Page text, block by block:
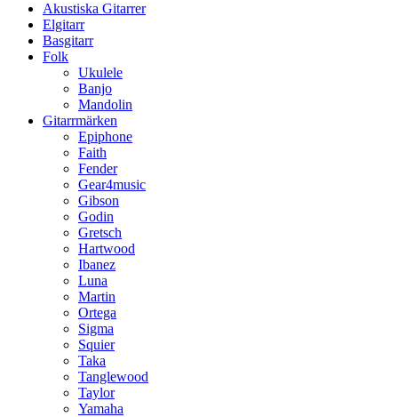
Akustiska Gitarrer
Elgitarr
Basgitarr
Folk
Ukulele
Banjo
Mandolin
Gitarrmärken
Epiphone
Faith
Fender
Gear4music
Gibson
Godin
Gretsch
Hartwood
Ibanez
Luna
Martin
Ortega
Sigma
Squier
Taka
Tanglewood
Taylor
Yamaha